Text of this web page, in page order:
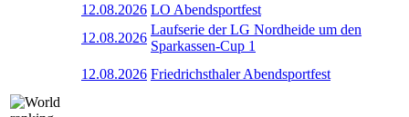
12.08.2026 LO Abendsportfest
12.08.2026
Laufserie der LG Nordheide um den
Sparkassen-Cup 1
12.08.2026 Friedrichsthaler Abendsportfest